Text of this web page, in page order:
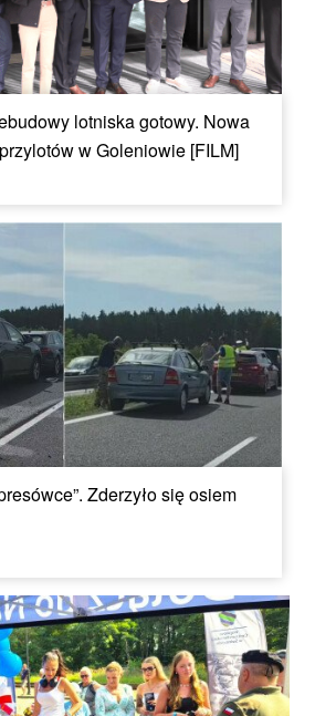
lotniska gotowy. Nowa
w Goleniowie [FILM]
Zderzyło się osiem